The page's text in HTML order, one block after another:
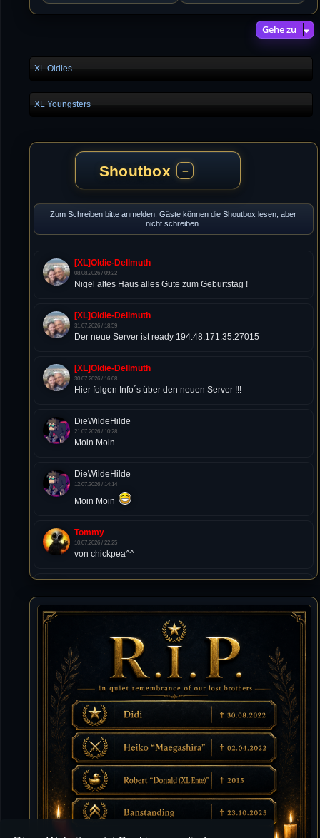
Gehe zu
XL Oldies
XL Youngsters
Shoutbox −
Zum Schreiben bitte anmelden. Gäste können die Shoutbox lesen, aber
nicht schreiben.
[XL]Oldie-Dellmuth
08.08.2026 / 09:22
Nigel altes Haus alles Gute zum Geburtstag !
[XL]Oldie-Dellmuth
31.07.2026 / 18:59
Der neue Server ist ready 194.48.171.35:27015
[XL]Oldie-Dellmuth
30.07.2026 / 16:08
Hier folgen Info´s über den neuen Server !!!
DieWildeHilde
21.07.2026 / 10:28
Moin Moin
DieWildeHilde
12.07.2026 / 14:14
Moin Moin
Tommy
10.07.2026 / 22:25
von chickpea^^
10.07.2026 / 22:25
Letzte Aktivität:
27. Dez 2023, 22:48
DieWildeHilde
10.07.2026 / 12:48
Happy Birthday Chickpea
DieWildeHilde
10.07.2026 / 10:08
Hallo meine Lieben!
Isimiyaki
10.07.2026 / 00:34
Alles gute chickpea